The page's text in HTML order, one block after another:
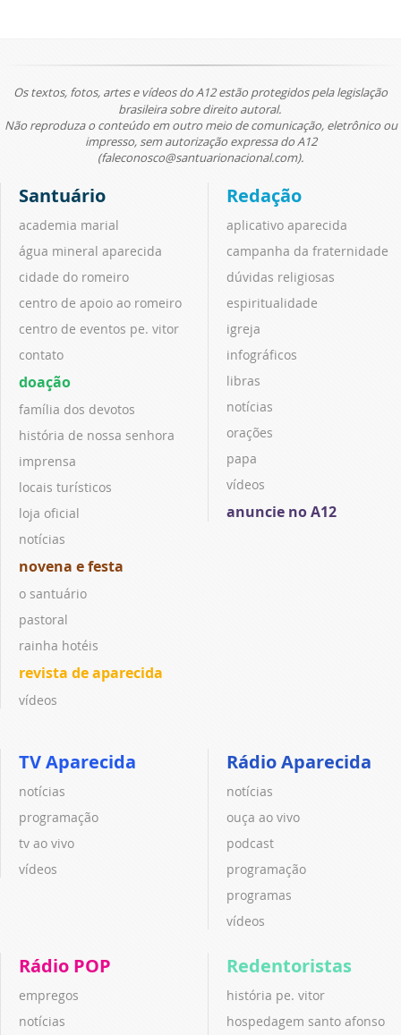
Os textos, fotos, artes e vídeos do A12 estão protegidos pela legislação
brasileira sobre direito autoral.
Não reproduza o conteúdo em outro meio de comunicação, eletrônico ou
impresso, sem autorização expressa do A12
(faleconosco@santuarionacional.com).
Santuário
academia marial
água mineral aparecida
cidade do romeiro
centro de apoio ao romeiro
centro de eventos pe. vitor
contato
doação
família dos devotos
história de nossa senhora
imprensa
locais turísticos
loja oficial
notícias
novena e festa
o santuário
pastoral
rainha hotéis
revista de aparecida
vídeos
Redação
aplicativo aparecida
campanha da fraternidade
dúvidas religiosas
espiritualidade
igreja
infográficos
libras
notícias
orações
papa
vídeos
anuncie no A12
TV Aparecida
notícias
programação
tv ao vivo
vídeos
Rádio Aparecida
notícias
ouça ao vivo
podcast
programação
programas
vídeos
Rádio POP
empregos
notícias
Redentoristas
história pe. vitor
hospedagem santo afonso